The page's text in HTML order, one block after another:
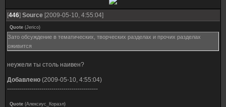
[446] Source [2009-05-10, 4:55:04]
Quote (Jerico)
Зато обсуждение в тематических, творческих разделах и прочих разделах
оживится
неужели ты столь наивен?
Добавлено (2009-05-10, 4:55:04)
---------------------------------------------
Quote (Алексиус_Кораэл)